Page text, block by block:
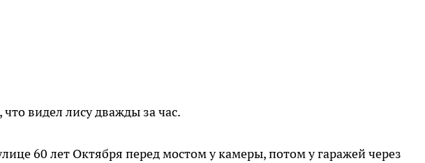
видел лису дважды за час.
60 лет Октября перед мостом у камеры, потом у гаражей через